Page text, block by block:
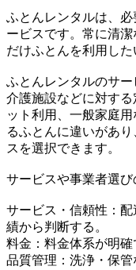
ふとんレンタルは、
ービスです。常に清
だけふとんを利用した
ふとんレンタルのサ
介護施設などに対す
ット利用、一般家庭
るふとんに違いがあ
スを選択できます。
サービスや事業者選び
サービス・信頼性：
績から判断する。
料金：料金体系が明確
品質管理：洗浄・保